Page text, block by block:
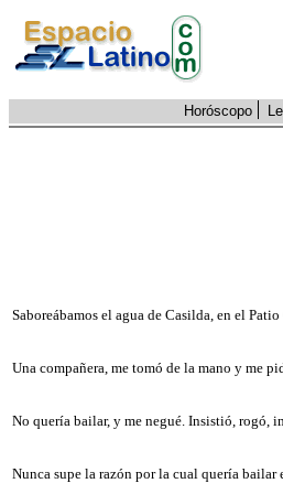
Horóscopo
Saboreábamos el agua de Casilda, en el
Una compañera, me tomó de la mano y me
No quería bailar, y me negué. Insistió, rogó,
Nunca supe la razón por la cual quería bailar